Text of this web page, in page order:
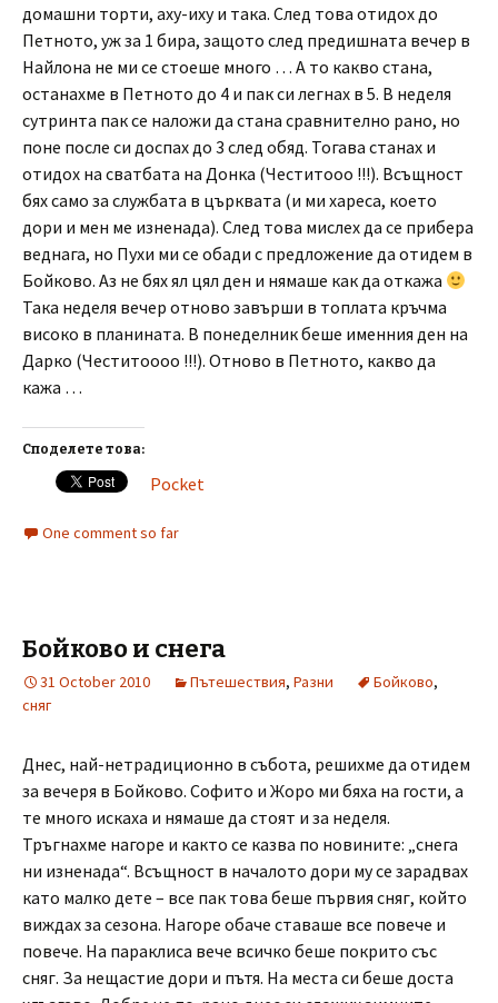
домашни торти, аху-иху и така. След това отидох до
Петното, уж за 1 бира, защото след предишната вечер в
Найлона не ми се стоеше много … А то какво стана,
останахме в Петното до 4 и пак си легнах в 5. В неделя
сутринта пак се наложи да стана сравнително рано, но
поне после си доспах до 3 след обяд. Тогава станах и
отидох на сватбата на Донка (Честитооо !!!). Всъщност
бях само за службата в църквата (и ми хареса, което
дори и мен ме изненада). След това мислех да се прибера
веднага, но Пухи ми се обади с предложение да отидем в
Бойково. Аз не бях ял цял ден и нямаше как да откажа
Така неделя вечер отново завърши в топлата кръчма
високо в планината. В понеделник беше именния ден на
Дарко (Честитоооо !!!). Отново в Петното, какво да
кажа …
Споделете това:
Pocket
One comment so far
Бойково и снега
31 October 2010 Пътешествия, Разни Бойково,
сняг
Днес, най-нетрадиционно в събота, решихме да отидем
за вечеря в Бойково. Софито и Жоро ми бяха на гости, а
те много искаха и нямаше да стоят и за неделя.
Тръгнахме нагоре и както се казва по новините: „снега
ни изненада“. Всъщност в началото дори му се зарадвах
като малко дете – все пак това беше първия сняг, който
виждах за сезона. Нагоре обаче ставаше все повече и
повече. На параклиса вече всичко беше покрито със
сняг. За нещастие дори и пътя. На места си беше доста